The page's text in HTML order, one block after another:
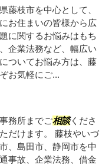
藤枝市を中心として、
お住まいの皆様から広
に関するお悩みはもち
企業法務など、幅広い
ついてお悩み方は、藤
お気軽にご...
務所までご相談くださ
だけます。 藤枝やいづ
、島田市、静岡市を中
事故、企業法務、借金